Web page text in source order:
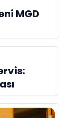
MGD